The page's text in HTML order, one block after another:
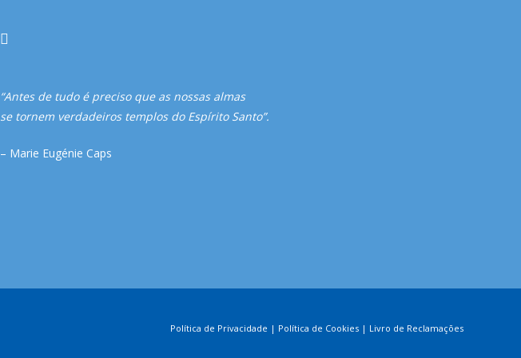
“Antes de tudo é preciso que as nossas almas
se tornem verdadeiros templos do Espírito Santo”.
– Marie Eugénie Caps
Política de Privacidade | Política de Cookies | Livro de Reclamações